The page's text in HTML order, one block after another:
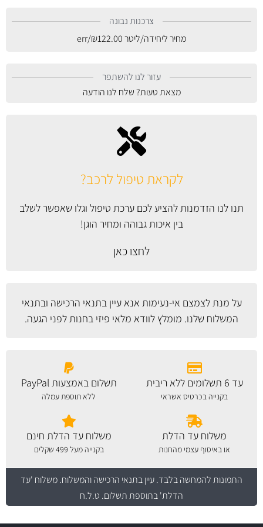
לקראת טיפול לרכב?
תנו לנו הזדמנות להציע לכם ערכת טיפול וגלו שאפשר לשלב
בין איכות גבוהה ומחיר הוגן!
לחצו כאן
על מנת לצמצם אי-נעימות אנא עייןבתנאי הרכישה ובתנאי
המשלוח שלנו. מומלץ לוודא מלאי פיזי בחנות לפני הגעה.
צרכנות נבונה
מחיר ליחידה/ליטר
₪122.00
/err
עזור לנו להשתפר
מצאת טעות? שלח לנו הודעה
עד 6 תשלומים ללא ריבית
בקנייה בכרטיס אשראי
תשלום באמצעות PayPal
ללא תוספת עמלה
משלוח עד הדלת
או באיסוף עצמי מהחנות
משלוח עד הדלת חינם
בקנייה מעל 499 שקלים
התמונות להמחשה בלבד.עיין בתנאי הרכישה והמשלוח. משלוח 'עד
הדלת' בתוספת תשלום. ט.ל.ח